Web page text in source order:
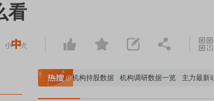
看
估值分析全览 重要机构持股数据 机构调研数据一览 主力最新动向